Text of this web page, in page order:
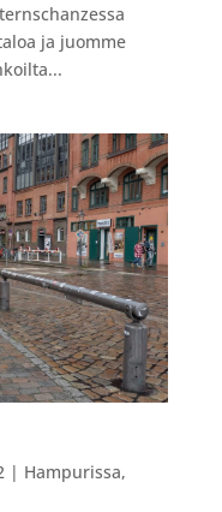
ja juomme
| Hampurissa,